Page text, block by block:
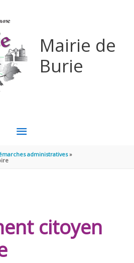
Mairie de
Burie
MENU
PRINCIPAL
administratives
citoyen